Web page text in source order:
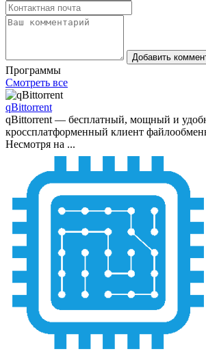
Добавить
Программы
Смотреть все
qBittorrent
qBittorrent — бесплатный, мощный и
кроссплатформенный клиент
Несмотря на ...